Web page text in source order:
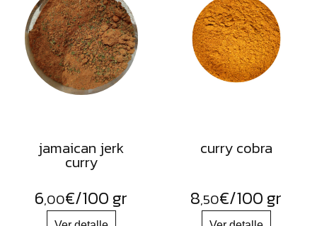
jamaican jerk
curry
6,00€/100 gr
curry cobra
8,50€/100 gr